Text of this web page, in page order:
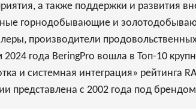
а также поддержки и развития
горнодобывающие и
производители
года BeringPro вошла в Топ-10
и системная интеграция» рейтинга
представлена с 2002 года под